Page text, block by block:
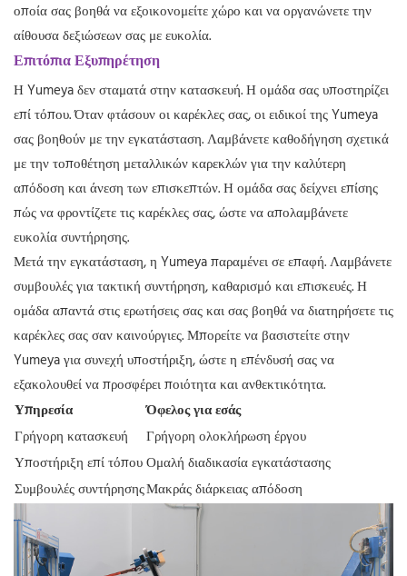
οποία σας βοηθά να εξοικονομείτε χώρο και να οργανώνετε την
αίθουσα δεξιώσεων σας με ευκολία.
Επιτόπια Εξυπηρέτηση
Η Yumeya δεν σταματά στην κατασκευή. Η ομάδα σας υποστηρίζει
επί τόπου. Όταν φτάσουν οι καρέκλες σας, οι ειδικοί της Yumeya
σας βοηθούν με την εγκατάσταση. Λαμβάνετε καθοδήγηση σχετικά
με την τοποθέτηση μεταλλικών καρεκλών για την καλύτερη
απόδοση και άνεση των επισκεπτών. Η ομάδα σας δείχνει επίσης
πώς να φροντίζετε τις καρέκλες σας, ώστε να απολαμβάνετε
ευκολία συντήρησης.
Μετά την εγκατάσταση, η Yumeya παραμένει σε επαφή. Λαμβάνετε
συμβουλές για τακτική συντήρηση, καθαρισμό και επισκευές. Η
ομάδα απαντά στις ερωτήσεις σας και σας βοηθά να διατηρήσετε τις
καρέκλες σας σαν καινούργιες. Μπορείτε να βασιστείτε στην
Yumeya για συνεχή υποστήριξη, ώστε η επένδυσή σας να
εξακολουθεί να προσφέρει ποιότητα και ανθεκτικότητα.
Υπηρεσία
Όφελος για εσάς
Γρήγορη κατασκευή
Γρήγορη ολοκλήρωση έργου
Υποστήριξη επί τόπουΟμαλή διαδικασία εγκατάστασης
Συμβουλές συντήρησηςΜακράς διάρκειας απόδοση